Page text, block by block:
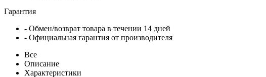
Гарантия
- Обмен/возврат товара в течении 14 дней
- Официальная гарантия от производителя
Все
Описание
Характеристики